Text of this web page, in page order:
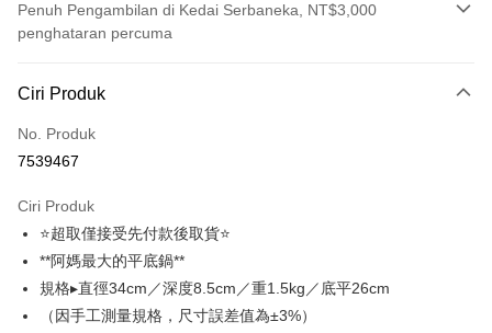
Penuh Pengambilan di Kedai Serbaneka, NT$3,000
penghataran percuma
Kad Kredit (Bayaran Penuh)
LINE Pay
JKOPAY
Plus PAY
OP Pay Later
Ciri Produk
No. Produk
7539467
Ciri Produk
⭐超取僅接受先付款後取貨⭐
**阿媽最大的平底鍋**
規格▸直徑34cm／深度8.5cm／重1.5kg／底平26cm
（因手工測量規格，尺寸誤差值為±3%）